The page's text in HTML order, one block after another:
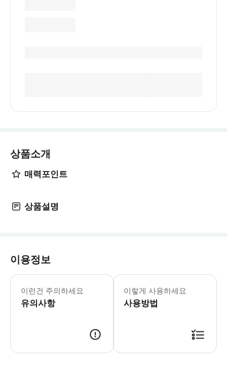
상품소개
매력포인트
상품설명
이용정보
이런건 주의하세요
유의사항
어린이 정책: - 4세 미만의 어린이는
이렇게 사용하세요
사용방법